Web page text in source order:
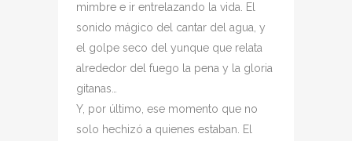
mimbre e ir entrelazando la vida. El
sonido mágico del cantar del agua, y
el golpe seco del yunque que relata
alrededor del fuego la pena y la gloria
gitanas…
Y, por último, ese momento que no
solo hechizó a quienes estaban. El